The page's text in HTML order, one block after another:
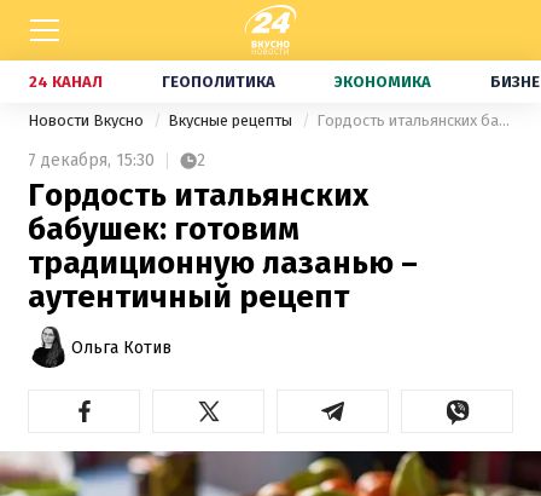
24 КАНАЛ ГЕОПОЛИТИКА ЭКОНОМИКА
Новости Вкусно Вкусные рецепты Гордость итальянских бабушек: готовим традиционную лазанью – аутентичный рецепт
7 декабря, 15:30 2
Гордость итальянских
бабушек: готовим
традиционную лазанью –
аутентичный рецепт
Ольга Котив